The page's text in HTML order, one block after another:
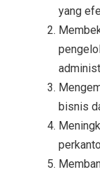
yang
bisnis